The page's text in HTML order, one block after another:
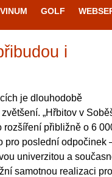
GOLF
i
je dlouhodobě
„Hřbitov v
přibližně o 6
pro poslední odpočinek
univerzitou a
samotnou realizaci
hrami v
pro zajímavé
a univerzity. Mimo jiné
legálně a bezpečně
V neustále kvetoucí
širokou nabídku her
automaty jak pro